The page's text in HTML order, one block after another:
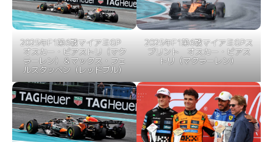
2025年F1第6戦マイアミGP
オスカー・ピアストリ（マク
ラーレン）＆マックス・フェ
ルスタッペン（レッドブル）
2025年F1第6戦マイアミGPス
プリント オスカー・ピアス
トリ（マクラーレン）